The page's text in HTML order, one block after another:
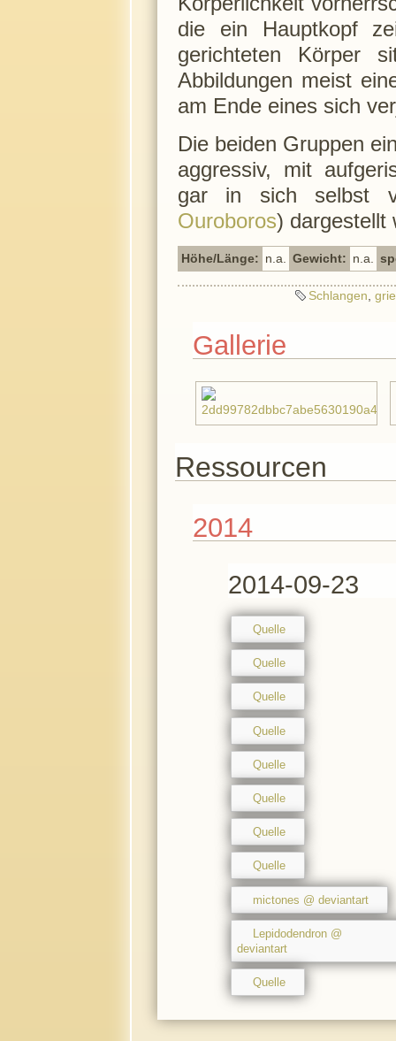
die ein Hauptkopf
gerichteten Körper
Abbildungen meist
am Ende eines sich
Die beiden Gruppen
aggressiv, mit
gar in sich selbst
Ouroboros) dargestellt
Höhe/Länge: n.a. Gewicht: n.a.
Schlangen
Gallerie
Ressourcen
2014
2014-09-23
Quelle
Quelle
Quelle
Quelle
Quelle
Quelle
Quelle
Quelle
mictones @ deviantart
Lepidodendron @
deviantart
Quelle